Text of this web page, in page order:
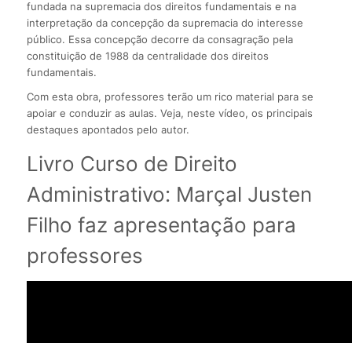
fundada na supremacia dos direitos fundamentais e na
interpretação da concepção da supremacia do interesse
público. Essa concepção decorre da consagração pela
constituição de 1988 da centralidade dos direitos
fundamentais.
Com esta obra, professores terão um rico material para se
apoiar e conduzir as aulas. Veja, neste vídeo, os principais
destaques apontados pelo autor.
Livro Curso de Direito
Administrativo: Marçal Justen
Filho faz apresentação para
professores